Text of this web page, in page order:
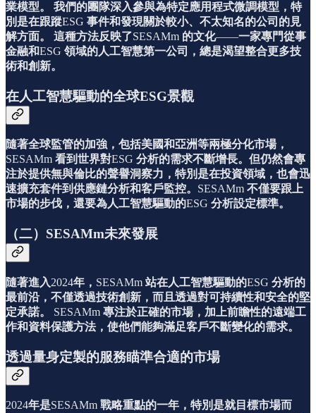
業模型。
我們的團隊深入參與為特定應用程式微調模型，特
別是在跟蹤ESG 事件和發現關於較小、不太知名的公司的見
解方面。
這種方法反映了SESAMm 的文化——一家專門從事
金融和ESG 領域的人工智慧第一公司，總是渴望整合更多技
術和創新。
在人工智慧驅動的全球ESG景觀
隨著全球監管的加強，包括美國和亞洲等兩極分化市場，
SESAMm 看到世界對ESG 分析的需求不斷增長。但仍然會專
注於提供無與倫比的聲譽洞察力，特別是在投資領域，也會迅
速擴充套件到供應鏈分析和客戶監控。 SESAMm 不僅要跟上
市場的步伐，還要為人工智慧驅動的ESG 分析設定標準。
（二）SESAMm未來發展
隨著進入2024年， SESAMm 站在人工智慧驅動的ESG 分析的
最前沿，不僅透過技術創新，而且透過對可持續性和安全的堅
定承諾。
SESAMm 專注於正確的市場，加上前瞻性的遠端工
作和資料保護方法，使他們能夠滿足客戶不斷變化的需求。
透過量身定製的服務瞄準合適的市場
2024年是SESAMm 戰略重點的一年，特別是就目標市場而